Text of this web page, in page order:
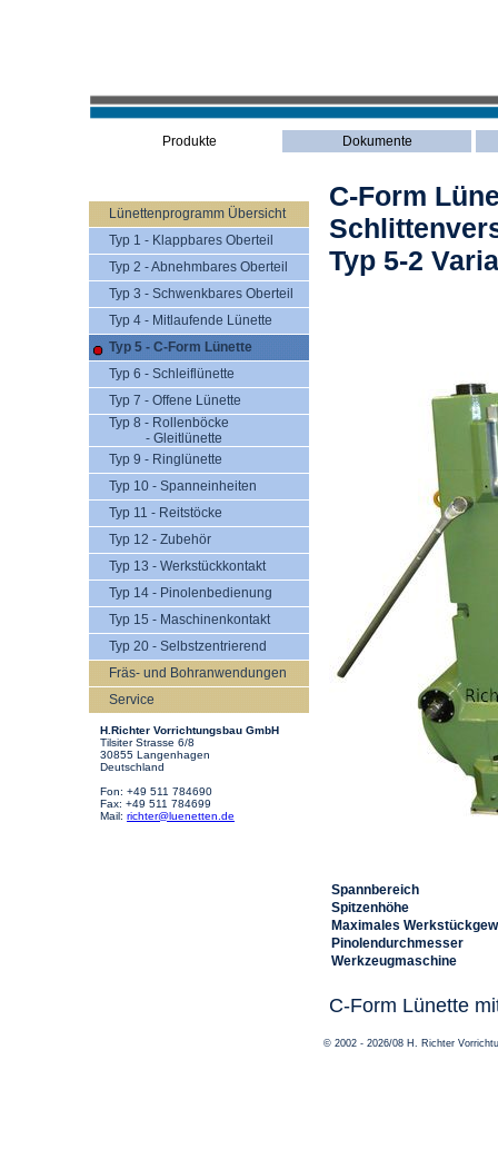
Produkte Dokumente
Lünettenprogramm Übersicht
Typ 1 - Klappbares Oberteil
Typ 2 - Abnehmbares Oberteil
Typ 3 - Schwenkbares Oberteil
Typ 4 - Mitlaufende Lünette
Typ 5 - C-Form Lünette
Typ 6 - Schleiflünette
Typ 7 - Offene Lünette
Typ 8 - Rollenböcke
- Gleitlünette
Typ 9 - Ringlünette
Typ 10 - Spanneinheiten
Typ 11 - Reitstöcke
Typ 12 - Zubehör
Typ 13 - Werkstückkontakt
Typ 14 - Pinolenbedienung
Typ 15 - Maschinenkontakt
Typ 20 - Selbstzentrierend
Fräs- und Bohranwendungen
Service
H.Richter Vorrichtungsbau GmbH
Tilsiter Strasse 6/8
30855 Langenhagen
Deutschland
Fon: +49 511 784690
Fax: +49 511 784699
Mail: richter@luenetten.de
C-Form
Typ 5-2
Spannbereich
Spitzenhöhe
Maximales
Pinolendurchmesser
Werkzeugmaschine
C-Form Lünette
© 2002 - 2026/08 H. Richter